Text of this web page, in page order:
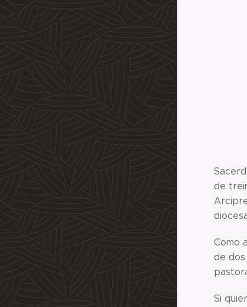
de
Como
de
Si